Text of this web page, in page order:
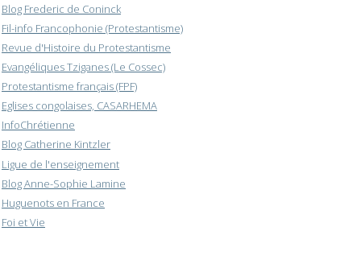
Blog Frederic de Coninck
Fil-info Francophonie (Protestantisme)
Revue d'Histoire du Protestantisme
Evangéliques Tziganes (Le Cossec)
Protestantisme français (FPF)
Eglises congolaises, CASARHEMA
InfoChrétienne
Blog Catherine Kintzler
Ligue de l'enseignement
Blog Anne-Sophie Lamine
Huguenots en France
Foi et Vie